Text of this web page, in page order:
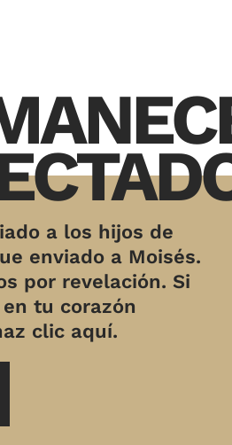
a los hijos de
enviado a Moisés.
por revelación. Si
tu corazón
clic aquí.